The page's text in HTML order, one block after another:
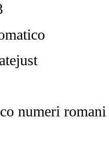
numeri romani